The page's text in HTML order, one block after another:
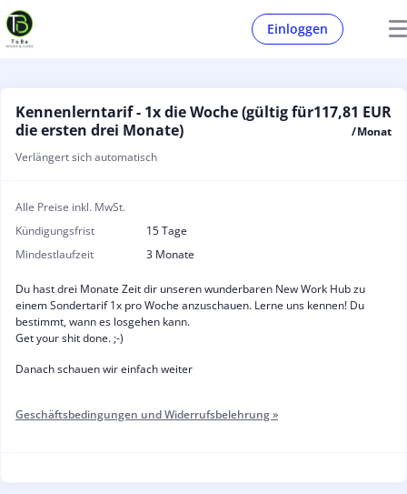
Einloggen
Kennenlerntarif - 1x die Woche (gültig für
die ersten drei Monate)
117,81 EUR
/ Monat
Verlängert sich automatisch
Alle Preise inkl. MwSt.
Kündigungsfrist
15 Tage
Mindestlaufzeit
3 Monate
Du hast drei Monate Zeit dir unseren wunderbaren New Work Hub zu
einem Sondertarif 1x pro Woche anzuschauen. Lerne uns kennen! Du
bestimmt, wann es losgehen kann.
Get your shit done. ;-)
Danach schauen wir einfach weiter
Geschäftsbedingungen und Widerrufsbelehrung »